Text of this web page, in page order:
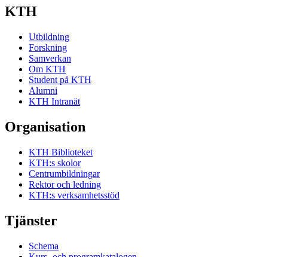
KTH
Utbildning
Forskning
Samverkan
Om KTH
Student på KTH
Alumni
KTH Intranät
Organisation
KTH Biblioteket
KTH:s skolor
Centrumbildningar
Rektor och ledning
KTH:s verksamhetsstöd
Tjänster
Schema